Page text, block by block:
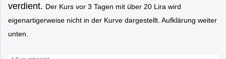
verdient. Der Kurs vor 3 Tagen mit über 20 Lira wird
eigenartigerweise nicht in der Kurve dargestellt. Aufklärung weiter
unten.